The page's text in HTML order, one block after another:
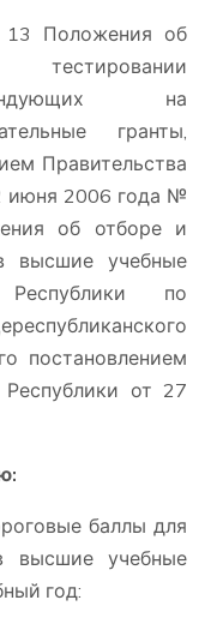
13 Положения об
тестировании
на
гранты,
Правительства
июня 2006 года №
об отборе и
высшие учебные
по
постановлением
от 27
баллы для
высшие учебные
год: